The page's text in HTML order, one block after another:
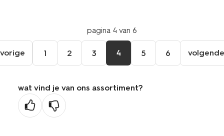
pagina 4 van 6
ga
naar
vorige
pagina
vorige 1 2 3 4 5 6 volgende
wat vind je van ons assortiment?